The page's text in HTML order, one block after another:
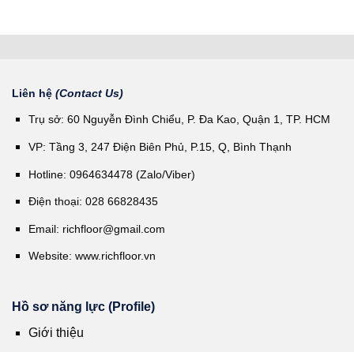
Liên hệ (Contact Us)
Trụ sở: 60 Nguyễn Đình Chiểu, P. Đa Kao, Quận 1, TP. HCM
VP: Tầng 3, 247 Điện Biên Phủ, P.15, Q, Bình Thạnh
Hotline: 0964634478 (Zalo/Viber)
Điện thoại: 028 66828435
Email: richfloor@gmail.com
Website: www.richfloor.vn
Hồ sơ năng lực (Profile)
Giới thiệu